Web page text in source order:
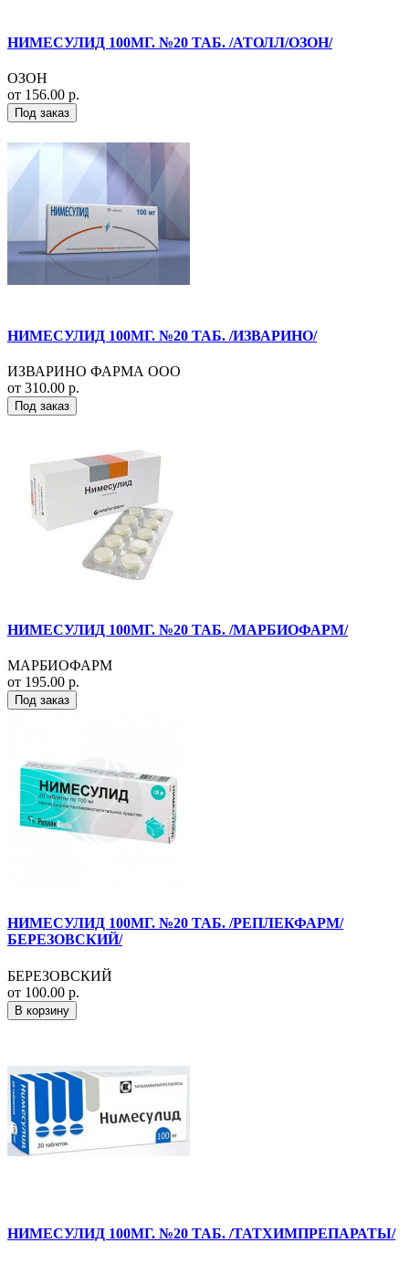
НИМЕСУЛИД 100МГ. №20 ТАБ. /АТОЛЛ/ОЗОН/
ОЗОН
от 156.00 р.
Под заказ
НИМЕСУЛИД 100МГ. №20 ТАБ. /ИЗВАРИНО/
ИЗВАРИНО ФАРМА ООО
от 310.00 р.
Под заказ
НИМЕСУЛИД 100МГ. №20 ТАБ. /МАРБИОФАРМ/
МАРБИОФАРМ
от 195.00 р.
Под заказ
НИМЕСУЛИД 100МГ. №20 ТАБ. /РЕПЛЕКФАРМ/
БЕРЕЗОВСКИЙ/
БЕРЕЗОВСКИЙ
от 100.00 р.
В корзину
НИМЕСУЛИД 100МГ. №20 ТАБ. /ТАТХИМПРЕПАРАТЫ/